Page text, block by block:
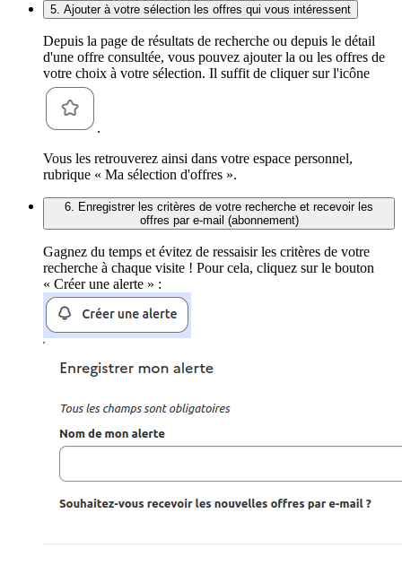
5. Ajouter à votre sélection les offres qui vous intéressent
Depuis la page de résultats de recherche ou depuis le détail
d'une offre consultée, vous pouvez ajouter la ou les offres de
votre choix à votre sélection. Il suffit de cliquer sur l'icône
.
Vous les retrouverez ainsi dans votre espace personnel,
rubrique « Ma sélection d'offres ».
6. Enregistrer les critères de votre recherche et recevoir les
offres par e-mail (abonnement)
Gagnez du temps et évitez de ressaisir les critères de votre
recherche à chaque visite ! Pour cela, cliquez sur le bouton
« Créer une alerte » :